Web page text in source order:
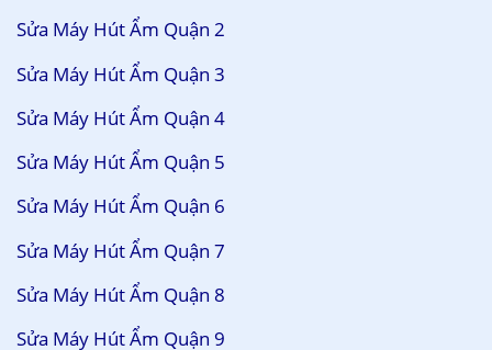
Sửa Máy Hút Ẩm Quận 2
Sửa Máy Hút Ẩm Quận 3
Sửa Máy Hút Ẩm Quận 4
Sửa Máy Hút Ẩm Quận 5
Sửa Máy Hút Ẩm Quận 6
Sửa Máy Hút Ẩm Quận 7
Sửa Máy Hút Ẩm Quận 8
Sửa Máy Hút Ẩm Quận 9